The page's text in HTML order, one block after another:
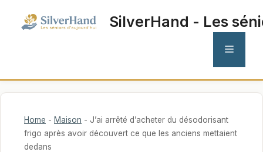
SilverHand - Les
MENU
Home - Maison - J’ai arrêté d’acheter du désodorisant
frigo après avoir découvert ce que les anciens mettaient
dedans